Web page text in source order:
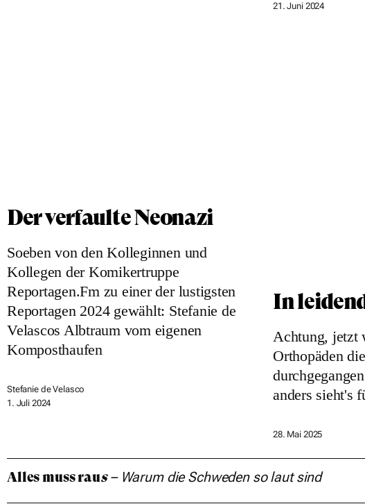
21. Juni 2024
Der verfaulte Neonazi
Soeben von den Kolleginnen und
Kollegen der Komikertruppe
Reportagen.Fm zu einer der lustigsten
Reportagen 2024 gewählt: Stefanie de
Velascos Albtraum vom eigenen
Komposthaufen
Stefanie de Velasco
1. Juli 2024
In
Achtung, jetzt
Orthopäden
anders sieht's
28. Mai 2025
Alles muss raus– Warum die Schweden so laut sind